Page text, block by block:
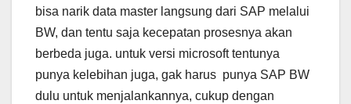
bisa narik data master langsung dari SAP melalui
BW, dan tentu saja kecepatan prosesnya akan
berbeda juga. untuk versi microsoft tentunya
punya kelebihan juga, gak harus punya SAP BW
dulu untuk menjalankannya, cukup dengan